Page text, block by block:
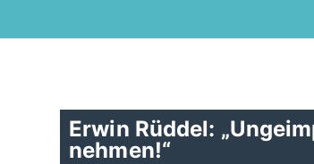
Erwin Rüddel:
nehmen!“